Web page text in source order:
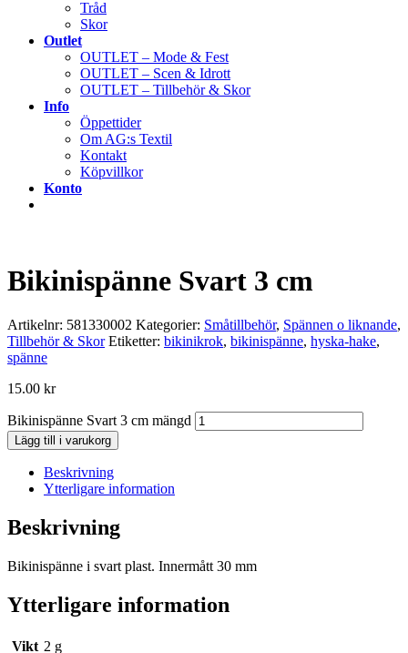
Tråd
Skor
Outlet
OUTLET – Mode & Fest
OUTLET – Scen & Idrott
OUTLET – Tillbehör & Skor
Info
Öppettider
Om AG:s Textil
Kontakt
Köpvillkor
Konto
Bikinispänne Svart 3 cm
Artikelnr: 581330002 Kategorier: Småtillbehör, Spännen o liknande,
Tillbehör & Skor Etiketter: bikinikrok, bikinispänne, hyska-hake,
spänne
15.00 kr
Bikinispänne Svart 3 cm mängd
Lägg till i varukorg
Beskrivning
Ytterligare information
Beskrivning
Bikinispänne i svart plast. Innermått 30 mm
Ytterligare information
Vikt 2 g